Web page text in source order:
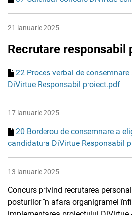
21 ianuarie 2025
Recrutare responsabil
22 Proces verbal de
DiVirtue Responsabil proiect.pdf
17 ianuarie 2025
20 Borderou de consemnare a
candidatura DiVirtue Responsabil
13 ianuarie 2025
Concurs privind recrutarea
posturilor în afara organigramei